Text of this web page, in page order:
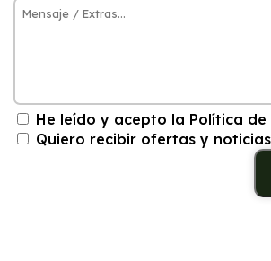
He leído y acepto la Política
Quiero recibir ofertas y